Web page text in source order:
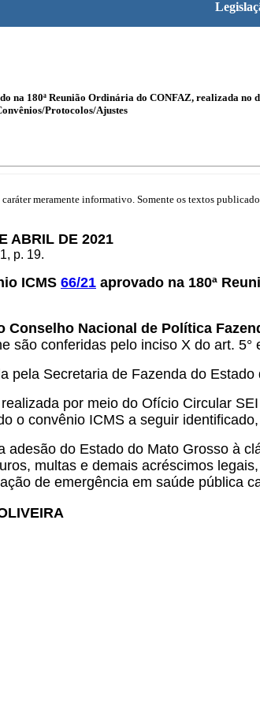
na 180ª Reunião Ordinária do CONFAZ, realizada no
Protocolos/Ajustes
meramente informativo. Somente os textos
ABRIL DE 2021
p. 19.
ICMS 66/21 aprovado na 180ª
Nacional de Política
são conferidas pelo inciso X do art.
pela Secretaria de Fazenda do Estado
por meio do Ofício Circular
o convênio ICMS a seguir
adesão do Estado do Mato Grosso à
multas e demais acréscimos
de emergência em saúde pública